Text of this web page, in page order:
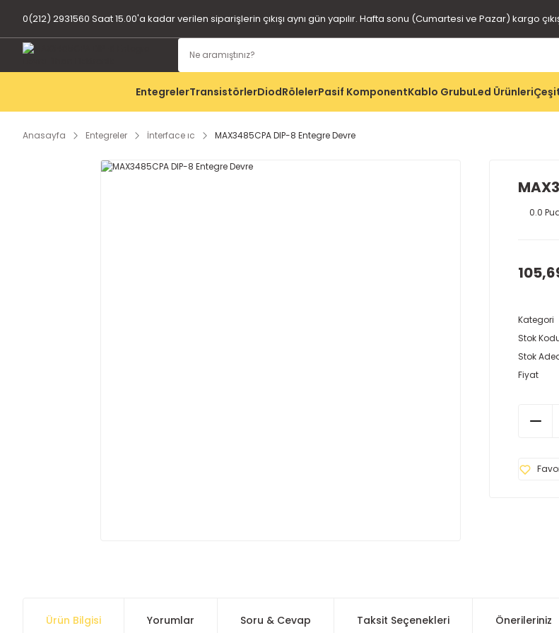
0(212) 2931560 Saat 15.00'a kadar verilen siparişlerin çıkışı aynı gün yapılır. Hafta sonu (Cumartesi ve Pazar) kargo
EntegrelerTransistörlerDiodRölelerPasif KomponentKablo GrubuLed Ürünleri
Anasayfa Entegreler İnterface ıc MAX3485CPA DIP-8 Entegre Devre
0.0
Kategori
Stok
Stok
Fiyat
Ürün Bilgisi Yorumlar Soru & Cevap Taksit Seçenekleri Önerileriniz